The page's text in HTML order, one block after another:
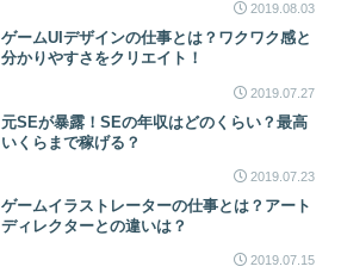
2019.08.03
ゲームUIデザインの仕事とは？ワクワク感と
分かりやすさをクリエイト！
2019.07.27
元SEが暴露！SEの年収はどのくらい？最高
いくらまで稼げる？
2019.07.23
ゲームイラストレーターの仕事とは？アート
ディレクターとの違いは？
2019.07.15